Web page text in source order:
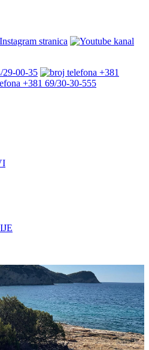
29-00-35
+381
+381 69/30-30-555